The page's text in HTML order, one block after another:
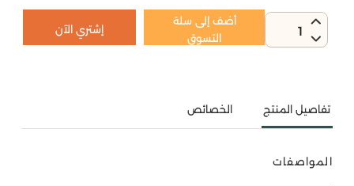
1
أضف إلى سلة
التسوق
إشتري الآن
تفاصيل المنتج الخصائص
المواصفات